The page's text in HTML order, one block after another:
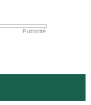
Publicité